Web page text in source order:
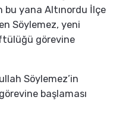
bu yana Altınordu İlçe
Söylemez, yeni
görevine
Söylemez’in
başlaması